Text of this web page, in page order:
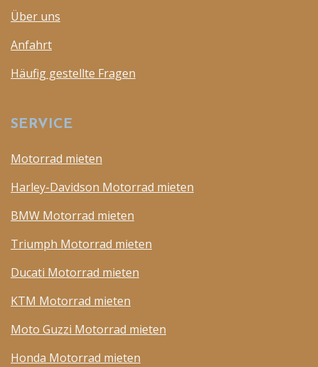
Über uns
Anfahrt
Häufig gestellte Fragen
SERVICE
Motorrad mieten
Harley-Davidson Motorrad mieten
BMW Motorrad mieten
Triumph Motorrad mieten
Ducati Motorrad mieten
KTM Motorrad mieten
Moto Guzzi Motorrad mieten
Honda Motorrad mieten